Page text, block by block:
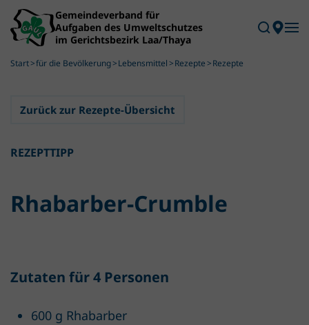
Skip to main content
Start für die Bevölkerung Lebensmittel Rezepte Rezepte
Zurück zur Rezepte-Übersicht
REZEPTTIPP
Rhabarber-Crumble
Zutaten für 4 Personen
600 g Rhabarber